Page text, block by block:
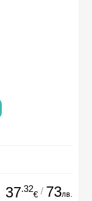
37.32
€ / 73лв.